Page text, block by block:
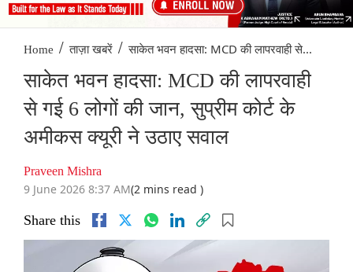
Home / ताज़ा खबरें / साकेत भवन हादसा: MCD की लापरवाही से...
साकेत भवन हादसा: MCD की लापरवाही
से गई 6 लोगों की जान, सुप्रीम कोर्ट के
अमीकस क्यूरी ने उठाए सवाल
Praveen Mishra
9 June 2026 8:37 AM(2 mins read )
Share this